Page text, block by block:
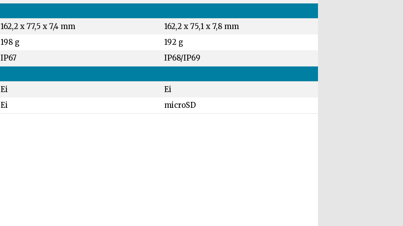
162,2 x 77,5 x 7,4 mm 162,2 x 75,1 x 7,8 mm
198 g 192 g
IP67 IP68/IP69
Ei Ei
Ei microSD